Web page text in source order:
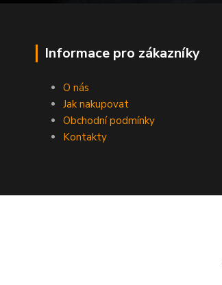
Informace pro zákazníky
O nás
Jak nakupovat
Obchodní podmínky
Kontakty